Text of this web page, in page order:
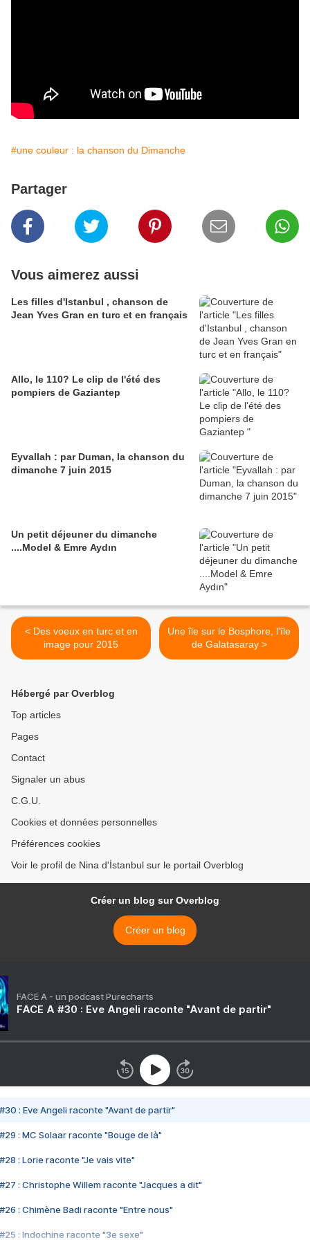
#une couleur : la chanson du Dimanche
Partager
Vous aimerez aussi
Les filles d'Istanbul , chanson de
Jean Yves Gran en turc et en français
Allo, le 110? Le clip de l'été des
pompiers de Gaziantep
Eyvallah : par Duman, la chanson du
dimanche 7 juin 2015
Un petit déjeuner du dimanche
....Model & Emre Aydın
< Des voeux en turc et en
image pour 2015
Une île sur le Bosphore, l'île
de Galatasaray >
Hébergé par Overblog
Top articles
Pages
Contact
Signaler un abus
C.G.U.
Cookies et données personnelles
Préférences cookies
Voir le profil de Nina d'İstanbul sur le portail Overblog
Créer un blog sur Overblog
Créer un blog
FACE A - un podcast Purecharts
FACE A #30 : Eve Angeli raconte "Avant de partir"
#30 : Eve Angeli raconte "Avant de partir"
#29 : MC Solaar raconte "Bouge de là"
#28 : Lorie raconte "Je vais vite"
#27 : Christophe Willem raconte "Jacques a dit"
#26 : Chimène Badi raconte "Entre nous"
#25 : Indochine raconte "3e sexe"